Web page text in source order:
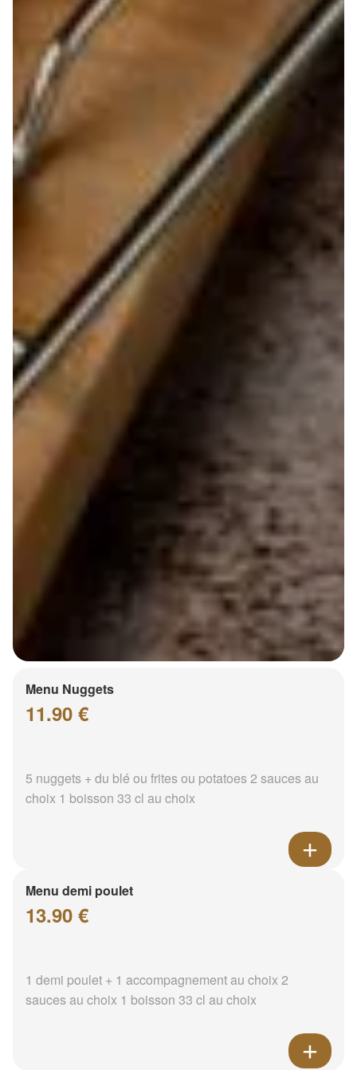
Menu Nuggets
11.90 €
5 nuggets + du blé ou frites ou potatoes 2 sauces au
choix 1 boisson 33 cl au choix
Menu demi poulet
13.90 €
1 demi poulet + 1 accompagnement au choix 2
sauces au choix 1 boisson 33 cl au choix